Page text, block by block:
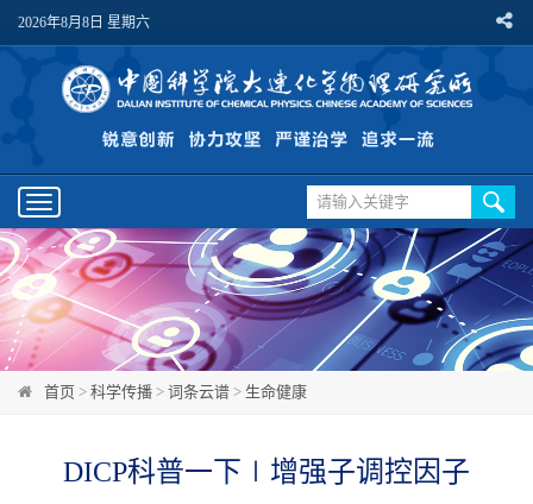
2026年8月8日 星期六
Toggle
navigation
首页 > 科学传播 > 词条云谱 > 生命健康
DICP科普一下∣增强子调控因子